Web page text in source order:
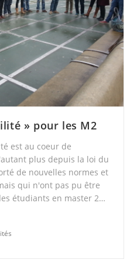
» pour les M2
est au coeur de
plus depuis la loi du
de nouvelles normes et
qui n'ont pas pu être
étudiants en master 2…